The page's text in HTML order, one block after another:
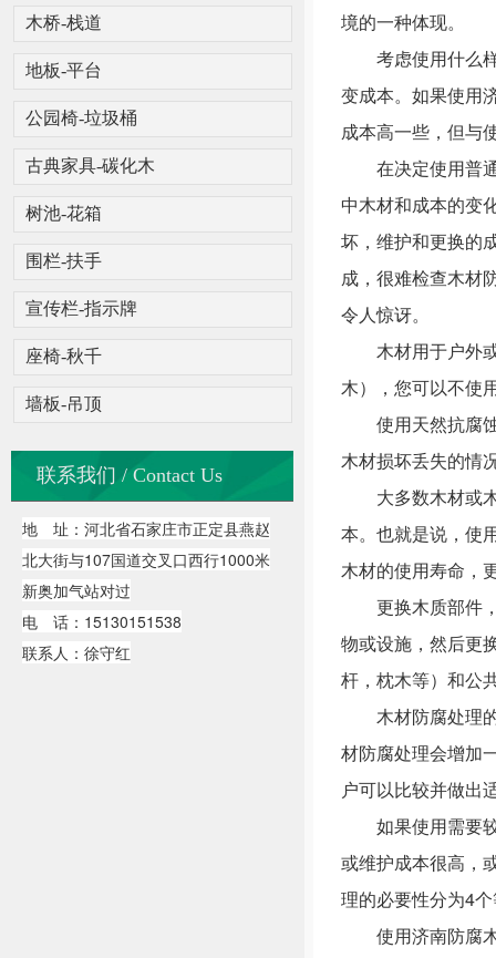
木桥-栈道
地板-平台
公园椅-垃圾桶
古典家具-碳化木
树池-花箱
围栏-扶手
宣传栏-指示牌
座椅-秋千
墙板-吊顶
联系我们 / Contact Us
地 址：河北省石家庄市正定县燕赵
北大街与107国道交叉口西行1000米
新奥加气站对过
电 话：15130151538
联系人：徐守红
境的一种体现。
考虑使用什么样
变成本。如果使用
成本高一些，但与
在决定使用普通
中木材和成本的变
坏，维护和更换的
成，很难检查木材
令人惊讶。
木材用于户外或
木），您可以不使
使用天然抗腐蚀
木材损坏丢失的情
大多数木材或木
本。也就是说，使
木材的使用寿命，
更换木质部件，
物或设施，然后更
杆，枕木等）和公
木材防腐处理的
材防腐处理会增加
户可以比较并做出
如果使用需要较
或维护成本很高，
理的必要性分为4
使用济南防腐木